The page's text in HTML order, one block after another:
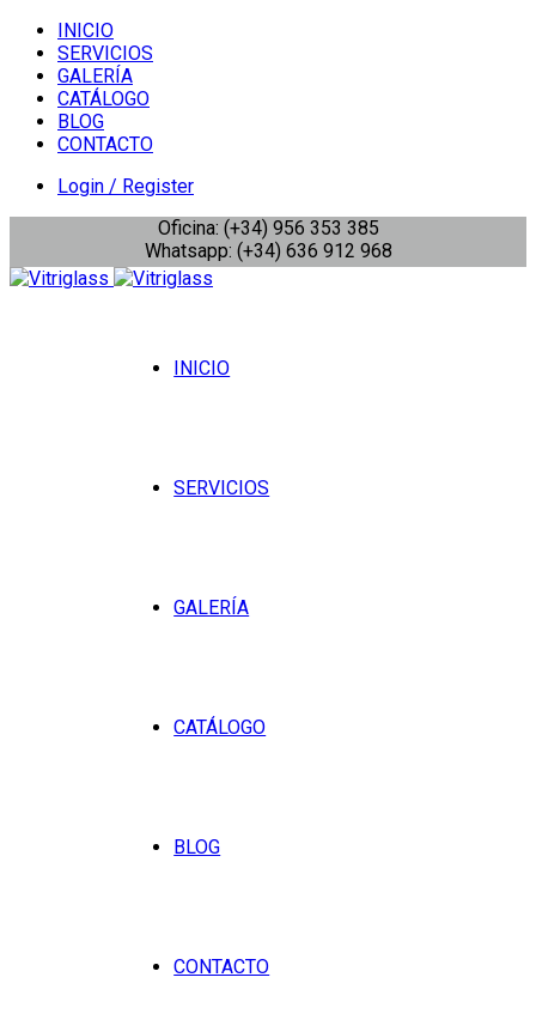
INICIO
SERVICIOS
GALERÍA
CATÁLOGO
BLOG
CONTACTO
Login / Register
Oficina: (+34) 956 353 385
Whatsapp: (+34) 636 912 968
INICIO
SERVICIOS
GALERÍA
CATÁLOGO
BLOG
CONTACTO